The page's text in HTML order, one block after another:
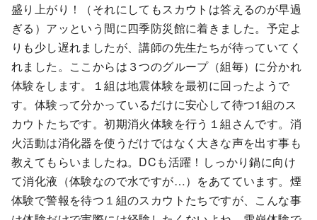
盛り上がり！（それにしてもスカウトは答えるのが早過
ぎる）アッという間に四季防災館に着きました。予定よ
りも少し遅れましたが、講師の先生たちが待っていてく
れました。ここからは３つのグループ（組毎）に分かれ
体験をします。１組は地震体験を最初に回ったようで
す。体験って分かっているだけに安心して待つ1組のス
カウトたちです。初期消火体験を行う１組さんです。消
火活動は消化器を使うだけではなく大きな声を出す事も
教えてもらいましたね。DCも活躍！しっかり鍋に向け
て消化液（体験なので水ですが…）をあてています。煙
体験で警報を待つ１組のスカウトたちですが、こんな事